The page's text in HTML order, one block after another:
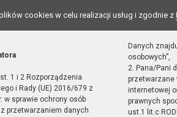
cookies w celu realizacji usług i zgodnie z
1 i 2 Rozporządzenia
i Rady (UE) 2016/679 z
w sprawie ochrony osób
przetwarzaniem danych
Danych
osobowych”,
2. Pana/Pani
przetwarzane
internetowej
prawnych
ust.1 lit.c